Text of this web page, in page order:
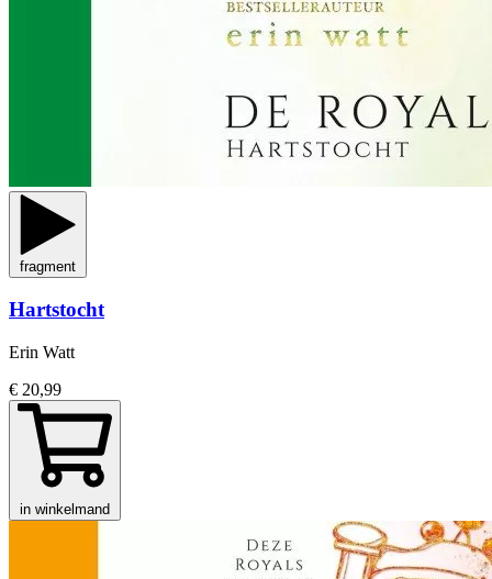
fragment
Hartstocht
Erin Watt
€ 20,99
in winkelmand